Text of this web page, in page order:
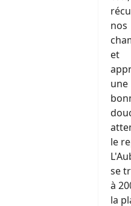
nos
et
une
le
se
à
la